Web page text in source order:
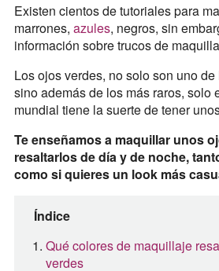
Existen cientos de tutoriales para
marrones, azules, negros, sin
información sobre trucos de
Los ojos verdes, no solo son uno
sino además de los más raros, solo
mundial tiene la suerte de tener
Te enseñamos a maquillar unos
resaltarlos de día y de noche,
como si quieres un look más
Índice
Qué colores de maquillaje
verdes